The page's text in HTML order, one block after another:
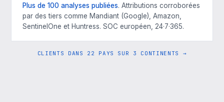
Plus de 100 analyses publiées. Attributions corroborées
par des tiers comme Mandiant (Google), Amazon,
SentinelOne et Huntress. SOC européen, 24·7·365.
CLIENTS DANS 22 PAYS SUR 3 CONTINENTS →